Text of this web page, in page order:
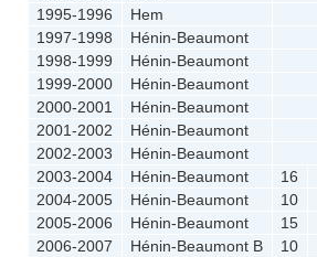
1995-1996
Hem
1997-1998
Hénin-Beaumont
1998-1999
Hénin-Beaumont
1999-2000
Hénin-Beaumont
2000-2001
Hénin-Beaumont
2001-2002
Hénin-Beaumont
2002-2003
Hénin-Beaumont
2003-2004
Hénin-Beaumont 16
2004-2005
Hénin-Beaumont 10
2005-2006
Hénin-Beaumont 15
2006-2007
Hénin-Beaumont B 10